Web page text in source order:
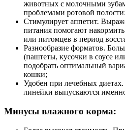
животных с молочными
проблемами ротовой полости;
Стимулирует аппетит.
питания помогают
или питомцев в период
Разнообразие форматов.
(паштеты, кусочки в соусе
подобрать оптимальный
кошки;
Удобен при лечебных
линейки выпускаются
Минусы влажного корма: